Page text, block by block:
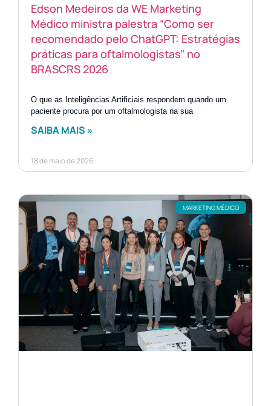
Edson Medeiros da WE Marketing
Médico ministra palestra “Como ser
recomendado pelo ChatGPT: Estratégias
práticas para oftalmologistas” no
BRASCRS 2026
O que as Inteligências Artificiais respondem quando um
paciente procura por um oftalmologista na sua
SAIBA MAIS »
18 de maio de 2026
MARKETING MÉDICO